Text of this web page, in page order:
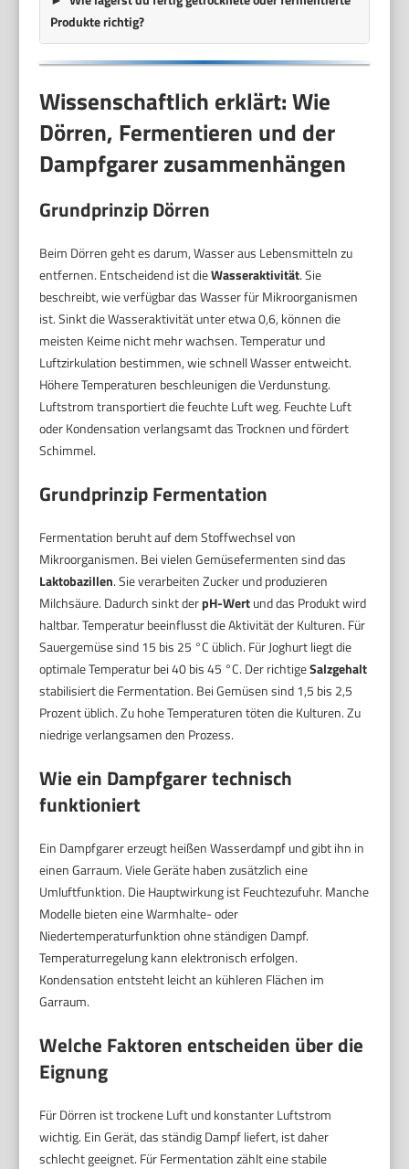
Produkte richtig?
Wissenschaftlich erklärt: Wie
Dörren, Fermentieren und der
Dampfgarer zusammenhängen
Grundprinzip Dörren
Beim Dörren geht es darum, Wasser aus Lebensmitteln zu
entfernen. Entscheidend ist dieWasseraktivität. Sie
beschreibt, wie verfügbar das Wasser für Mikroorganismen
ist. Sinkt die Wasseraktivität unter etwa 0,6, können die
meisten Keime nicht mehr wachsen. Temperatur und
Luftzirkulation bestimmen, wie schnell Wasser entweicht.
Höhere Temperaturen beschleunigen die Verdunstung.
Luftstrom transportiert die feuchte Luft weg. Feuchte Luft
oder Kondensation verlangsamt das Trocknen und fördert
Schimmel.
Grundprinzip Fermentation
Fermentation beruht auf dem Stoffwechsel von
Mikroorganismen. Bei vielen Gemüsefermenten sind das
Laktobazillen. Sie verarbeiten Zucker und produzieren
Milchsäure. Dadurch sinkt derpH-Wertund das Produkt wird
haltbar. Temperatur beeinflusst die Aktivität der Kulturen. Für
Sauergemüse sind 15 bis 25 °C üblich. Für Joghurt liegt die
optimale Temperatur bei 40 bis 45 °C. Der richtigeSalzgehalt
stabilisiert die Fermentation. Bei Gemüsen sind 1,5 bis 2,5
Prozent üblich. Zu hohe Temperaturen töten die Kulturen. Zu
niedrige verlangsamen den Prozess.
Wie ein Dampfgarer technisch
funktioniert
Ein Dampfgarer erzeugt heißen Wasserdampf und gibt ihn in
einen Garraum. Viele Geräte haben zusätzlich eine
Umluftfunktion. Die Hauptwirkung ist Feuchtezufuhr. Manche
Modelle bieten eine Warmhalte- oder
Niedertemperaturfunktion ohne ständigen Dampf.
Temperaturregelung kann elektronisch erfolgen.
Kondensation entsteht leicht an kühleren Flächen im
Garraum.
Welche Faktoren entscheiden über die
Eignung
Für Dörren ist trockene Luft und konstanter Luftstrom
wichtig. Ein Gerät, das ständig Dampf liefert, ist daher
schlecht geeignet. Für Fermentation zählt eine stabile